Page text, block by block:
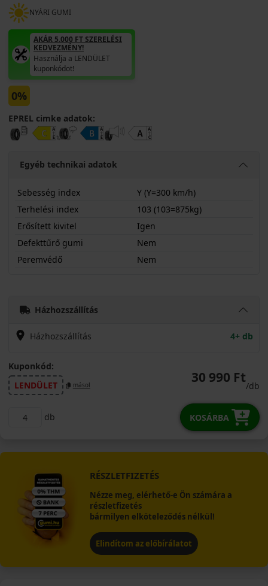
NYÁRI GUMI
AKÁR 5.000 FT SZERELÉSI
KEDVEZMÉNY!
Használja a LENDÜLET
kuponkódot!
0%
EPREL cimke adatok:
Egyéb technikai adatok
Sebesség index
Y (Y=300 km/h)
Terhelési index
103 (103=875kg)
Erősített kivitel
Igen
Defekttűrő gumi
Nem
Peremvédő
Nem
Házhozszállítás
Házhozszállítás 4+ db
Kuponkód:
LENDÜLET
másol 30 990 Ft
/db
db KOSÁRBA
RÉSZLETFIZETÉS
Nézze meg, elérhető-e Ön számára a
részletfizetés
bármilyen elköteleződés nélkül!
Elindítom az előbírálatot